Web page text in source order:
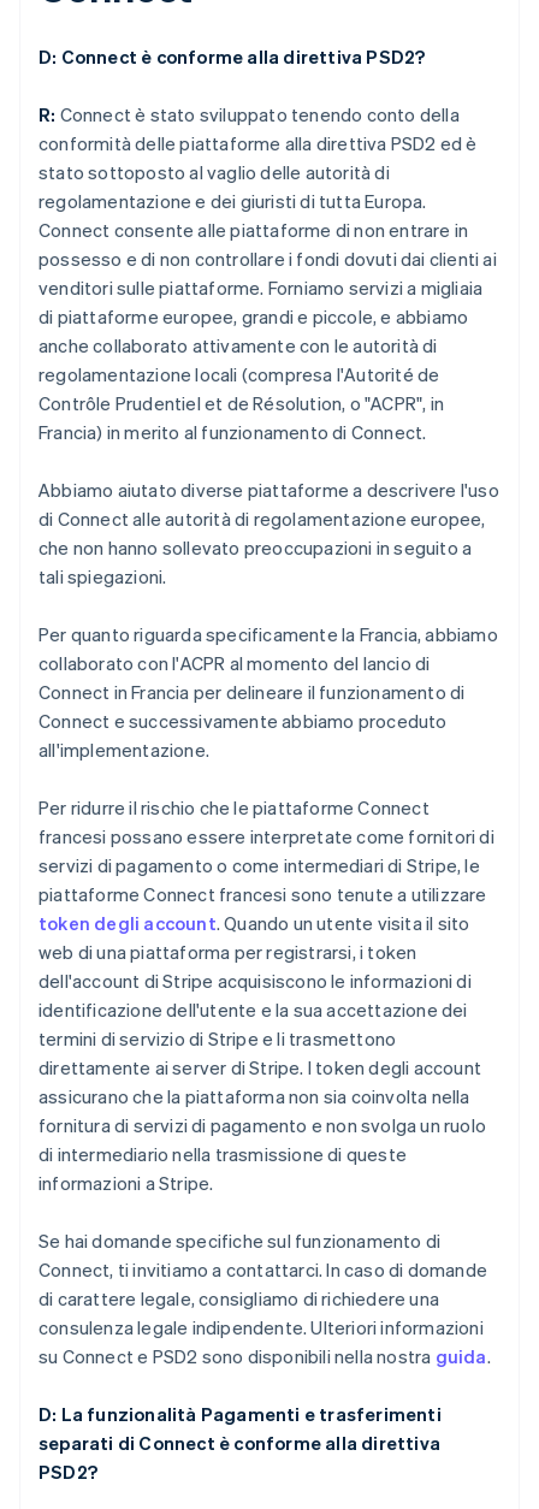
D: Connect è conforme alla direttiva PSD2?
R: Connect è stato sviluppato tenendo conto della
conformità delle piattaforme alla direttiva PSD2 ed è
stato sottoposto al vaglio delle autorità di
regolamentazione e dei giuristi di tutta Europa.
Connect consente alle piattaforme di non entrare in
possesso e di non controllare i fondi dovuti dai clienti ai
venditori sulle piattaforme. Forniamo servizi a migliaia
di piattaforme europee, grandi e piccole, e abbiamo
anche collaborato attivamente con le autorità di
regolamentazione locali (compresa l'Autorité de
Contrôle Prudentiel et de Résolution, o "ACPR", in
Francia) in merito al funzionamento di Connect.
Abbiamo aiutato diverse piattaforme a descrivere l'uso
di Connect alle autorità di regolamentazione europee,
che non hanno sollevato preoccupazioni in seguito a
tali spiegazioni.
Per quanto riguarda specificamente la Francia, abbiamo
collaborato con l'ACPR al momento del lancio di
Connect in Francia per delineare il funzionamento di
Connect e successivamente abbiamo proceduto
all'implementazione.
Per ridurre il rischio che le piattaforme Connect
francesi possano essere interpretate come fornitori di
servizi di pagamento o come intermediari di Stripe, le
piattaforme Connect francesi sono tenute a utilizzare
token degli account. Quando un utente visita il sito
web di una piattaforma per registrarsi, i token
dell'account di Stripe acquisiscono le informazioni di
identificazione dell'utente e la sua accettazione dei
termini di servizio di Stripe e li trasmettono
direttamente ai server di Stripe. I token degli account
assicurano che la piattaforma non sia coinvolta nella
fornitura di servizi di pagamento e non svolga un ruolo
di intermediario nella trasmissione di queste
informazioni a Stripe.
Se hai domande specifiche sul funzionamento di
Connect, ti invitiamo a contattarci. In caso di domande
di carattere legale, consigliamo di richiedere una
consulenza legale indipendente. Ulteriori informazioni
su Connect e PSD2 sono disponibili nella nostra guida.
D: La funzionalità Pagamenti e trasferimenti
separati di Connect è conforme alla direttiva
PSD2?